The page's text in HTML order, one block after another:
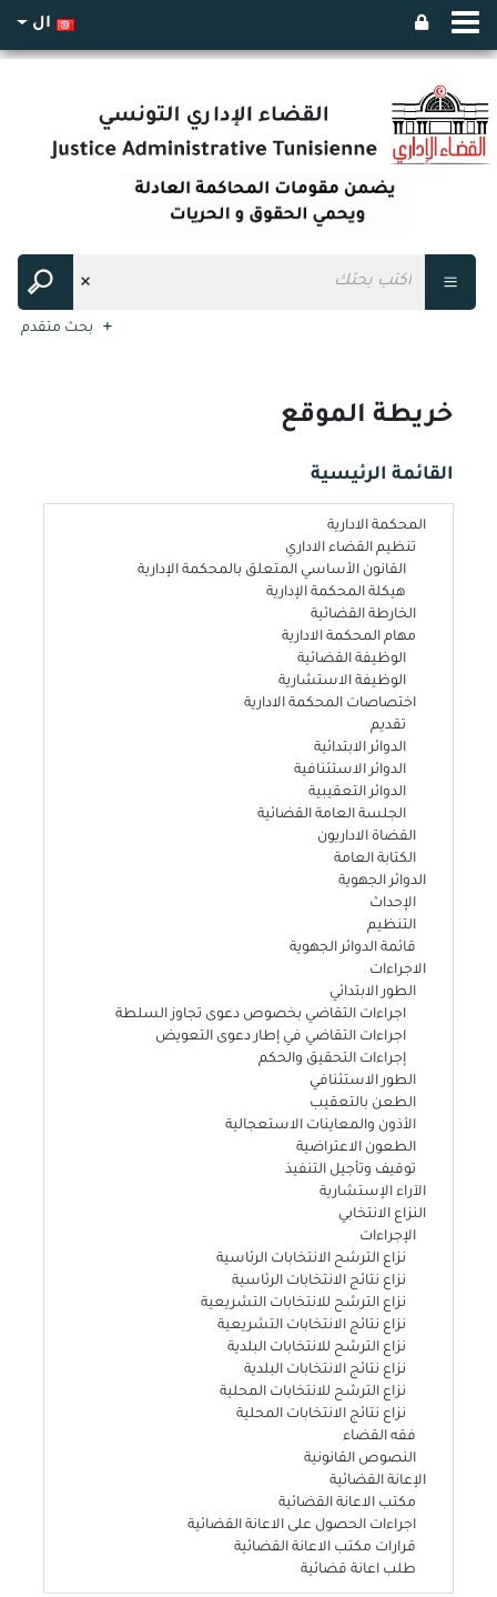
ال
بحث متقدم
خريطة الموقع
القائمة الرئيسية
المحكمة الادارية
تنظيم القضاء الاداري
القانون الأساسي المتعلق بالمحكمة الإدارية
هيكلة المحكمة الإدارية
الخارطة القضائية
مهام المحكمة الادارية
الوظيفة القضائية
الوظيفة الاستشارية
اختصاصات المحكمة الادارية
تقديم
الدوائر الابتدائية
الدوائر الاستئنافية
الدوائر التعقيبية
الجلسة العامة القضائية
القضاة الاداريون
الكتابة العامة
الدوائر الجهوية
الإحداث
التنظيم
قائمة الدوائر الجهوية
الاجراءات
الطور الابتدائي
اجراءات التقاضي بخصوص دعوى تجاوز السلطة
اجراءات التقاضي في إطار دعوى التعويض
إجراءات التحقيق والحكم
الطور الاستئنافي
الطعن بالتعقيب
الأذون والمعاينات الاستعجالية
الطعون الاعتراضية
توقيف وتأجيل التنفيذ
الآراء الإستشارية
النزاع الانتخابي
الإجراءات
نزاع الترشح الانتخابات الرئاسية
نزاع نتائج الانتخابات الرئاسية
نزاع الترشح للانتخابات التشريعية
نزاع نتائج الانتخابات التشريعية
نزاع الترشح للانتخابات البلدية
نزاع نتائج الانتخابات البلدية
نزاع الترشح للانتخابات المحلية
نزاع نتائج الانتخابات المحلية
فقه القضاء
النصوص القانونية
الإعانة القضائية
مكتب الاعانة القضائية
اجراءات الحصول على الاعانة القضائية
قرارات مكتب الاعانة القضائية
طلب اعانة قضائية